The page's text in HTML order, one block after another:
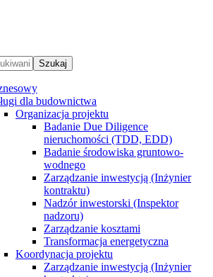
Szukaj
dla budownictwa
Organizacja projektu
Badanie Due Diligence
nieruchomości (TDD, EDD)
Badanie środowiska gruntowo-
wodnego
Zarządzanie inwestycją (Inżynier
kontraktu)
Nadzór inwestorski (Inspektor
nadzoru)
Zarządzanie kosztami
Transformacja energetyczna
Koordynacja projektu
Zarządzanie inwestycją (Inżynier